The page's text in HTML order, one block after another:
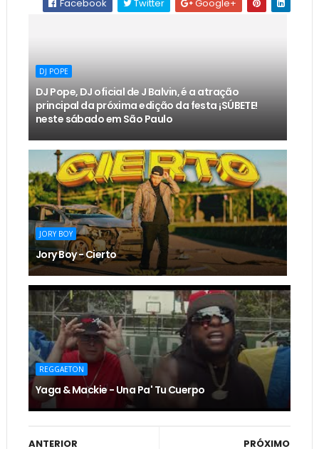
Facebook
Twitter Google+
DJ POPE
DJ Pope, DJ oficial de J Balvin, é a atração
principal da próxima edição da festa ¡SÚBETE!
neste sábado em São Paulo
JORY BOY
Jory Boy - Cierto
REGGAETON
Yaga & Mackie - Una Pa' Tu Cuerpo
PRÓXIMO
ANTERIOR